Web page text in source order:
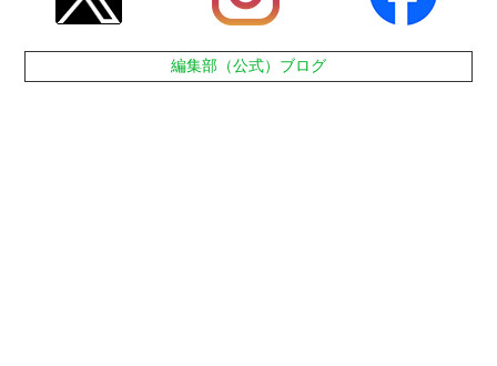
編集部（公式）ブログ